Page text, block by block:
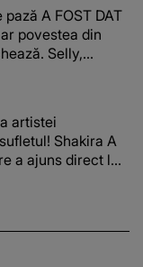
A FOST DAT
povestea din
Selly,
AȘA CEVA: "Fix
artistei
Shakira A
a ajuns direct la